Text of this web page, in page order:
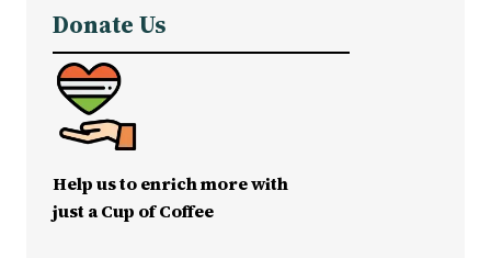
Donate Us
Help us to enrich more with
just a Cup of Coffee